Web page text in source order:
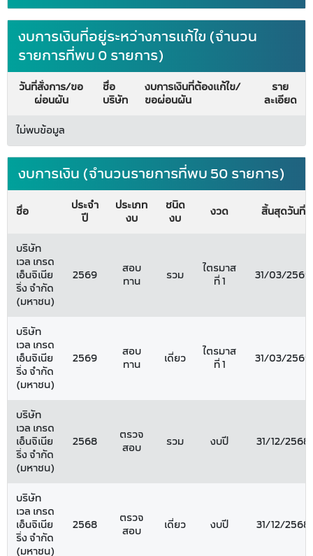
งบการเงินที่อยู่ระหว่างการแก้ไข (จำนวน
รายการที่พบ 0 รายการ)
วันที่สั่งการ/ขอ
ผ่อนผัน
ชื่อ
บริษัท
งบการเงินที่ต้องแก้ไข/
ขอผ่อนผัน
ราย
ละเอียด
ไม่พบข้อมูล
งบการเงิน (จำนวนรายการที่พบ 50 รายการ)
ชื่อ
ประจำ
ปี
ประเภท
งบ
ชนิด
งบ
งวด สิ้นสุดวันที่
บริษัท
เวล เกรด
เอ็นจิเนีย
ริ่ง จำกัด
(มหาชน)
2569
สอบ
ทาน
รวม
ไตรมาส
ที่ 1
31/03/2569
บริษัท
เวล เกรด
เอ็นจิเนีย
ริ่ง จำกัด
(มหาชน)
2569
สอบ
ทาน
เดี่ยว
ไตรมาส
ที่ 1
31/03/2569
บริษัท
เวล เกรด
เอ็นจิเนีย
ริ่ง จำกัด
(มหาชน)
2568
ตรวจ
สอบ
รวม งบปี 31/12/2568
บริษัท
เวล เกรด
เอ็นจิเนีย
ริ่ง จำกัด
(มหาชน)
2568
ตรวจ
สอบ
เดี่ยว งบปี 31/12/2568